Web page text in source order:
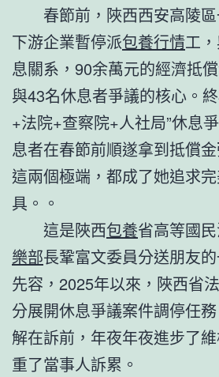
春節前，陜西西安高陵
下游企業暫停派包養行情工
息關系，90余萬元的經濟抵
與43名休息者爭議的核心。
+法院+查察院+人社局”休息
息者在春節前順遂拿到抵償
這兩個極端，都成了她追求
具。。
這是陜西包養省高等國
樂部長鞏富文委員分送朋友
先容，2025年以來，陜西省
分展開休息爭議案件調停任
解在訴前，年夜年夜進步了
重了當事人訴累。